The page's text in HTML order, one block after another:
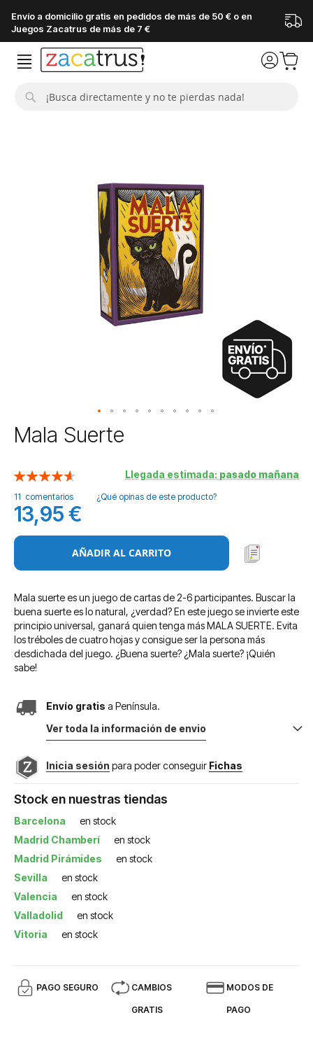
Envío a domicilio gratis en pedidos de más de 50 € o en
Juegos Zacatrus de más de 7 €
Saltar
al
de
la
galería
de
imágenes
Mala Suerte
Llegada estimada: pasado mañana
Valoración:
11 comentarios ¿Qué opinas de este producto?
13,95 €
AÑADIR AL CARRITO
Mala suerte es un juego de cartas de 2-6 participantes. Buscar la
buena suerte es lo natural, ¿verdad? En este juego se invierte este
principio universal, ganará quien tenga más MALA SUERTE. Evita
los tréboles de cuatro hojas y consigue ser la persona más
desdichada del juego. ¿Buena suerte? ¿Mala suerte? ¡Quién
sabe!
Envío gratis a Península.
Ver toda la información de envio
Inicia sesión para poder conseguir Fichas
Stock en nuestras tiendas
Barcelona
en stock
Madrid Chamberí
en stock
Madrid Pirámides
en stock
Sevilla
en stock
Valencia
en stock
Valladolid
en stock
Vitoria
en stock
PAGO SEGURO CAMBIOS
GRATIS
MODOS DE
PAGO